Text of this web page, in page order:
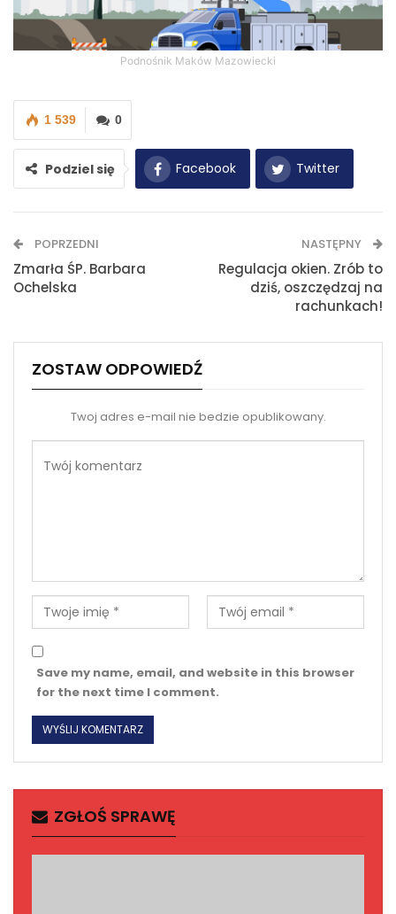
Podnośnik Maków Mazowiecki
0
1 539
Podziel się Facebook Twitter
Drukuj
POPRZEDNI
Zmarła ŚP. Barbara
Ochelska
NASTĘPNY
Regulacja okien. Zrób to
dziś, oszczędzaj na
rachunkach!
ZOSTAW ODPOWIEDŹ
Twoj adres e-mail nie bedzie opublikowany.
Save my name, email, and website in this browser
for the next time I comment.
ZGŁOŚ SPRAWĘ